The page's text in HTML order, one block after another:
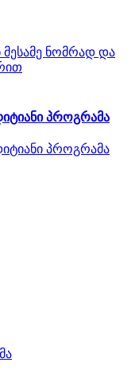
ნომრად და
პროგრამა
პროგრამა